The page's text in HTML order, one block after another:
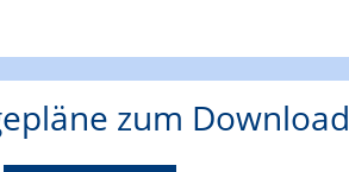
zum Download